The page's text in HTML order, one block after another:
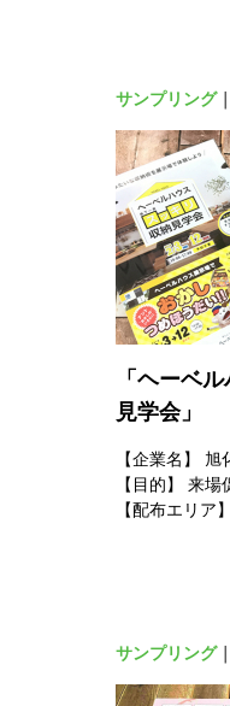
サンプリング
「ヘーベ
見学会」
【企業名】
旭
【目的】
来場
【配布エリア】
サンプリング